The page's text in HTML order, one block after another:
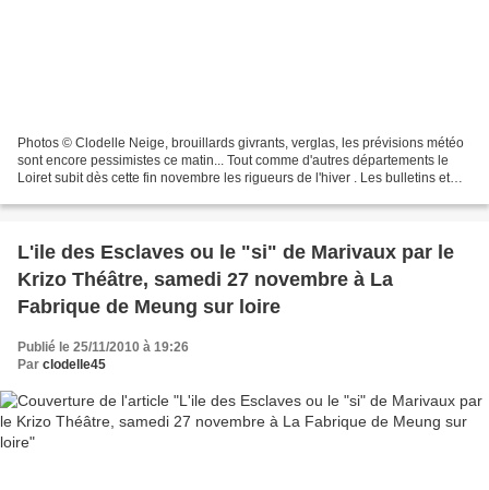
Photos © Clodelle Neige, brouillards givrants, verglas, les prévisions météo
sont encore pessimistes ce matin... Tout comme d'autres départements le
Loiret subit dès cette fin novembre les rigueurs de l'hiver . Les bulletins et
L'ile des Esclaves ou le "si" de Marivaux par le
Krizo Théâtre, samedi 27 novembre à La
Fabrique de Meung sur loire
Publié le 25/11/2010 à 19:26
Par clodelle45